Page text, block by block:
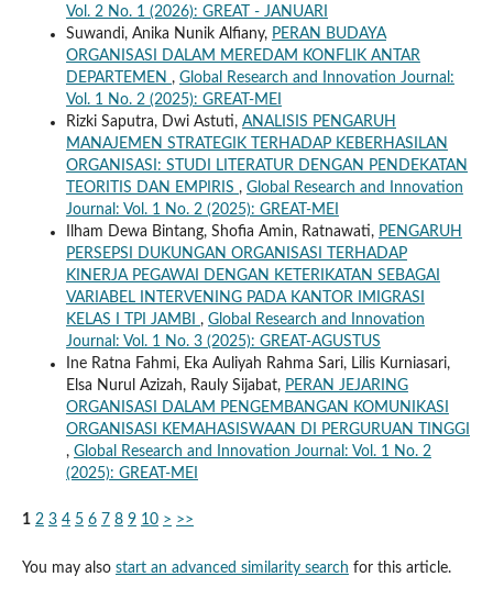
Vol. 2 No. 1 (2026): GREAT - JANUARI
Suwandi, Anika Nunik Alfiany, PERAN BUDAYA
ORGANISASI DALAM MEREDAM KONFLIK ANTAR
DEPARTEMEN , Global Research and Innovation Journal:
Vol. 1 No. 2 (2025): GREAT-MEI
Rizki Saputra, Dwi Astuti, ANALISIS PENGARUH
MANAJEMEN STRATEGIK TERHADAP KEBERHASILAN
ORGANISASI: STUDI LITERATUR DENGAN PENDEKATAN
TEORITIS DAN EMPIRIS , Global Research and Innovation
Journal: Vol. 1 No. 2 (2025): GREAT-MEI
Ilham Dewa Bintang, Shofia Amin, Ratnawati, PENGARUH
PERSEPSI DUKUNGAN ORGANISASI TERHADAP
KINERJA PEGAWAI DENGAN KETERIKATAN SEBAGAI
VARIABEL INTERVENING PADA KANTOR IMIGRASI
KELAS I TPI JAMBI , Global Research and Innovation
Journal: Vol. 1 No. 3 (2025): GREAT-AGUSTUS
Ine Ratna Fahmi, Eka Auliyah Rahma Sari, Lilis Kurniasari,
Elsa Nurul Azizah, Rauly Sijabat, PERAN JEJARING
ORGANISASI DALAM PENGEMBANGAN KOMUNIKASI
ORGANISASI KEMAHASISWAAN DI PERGURUAN TINGGI
, Global Research and Innovation Journal: Vol. 1 No. 2
(2025): GREAT-MEI
1 2 3 4 5 6 7 8 9 10 > >>
You may also start an advanced similarity search for this article.